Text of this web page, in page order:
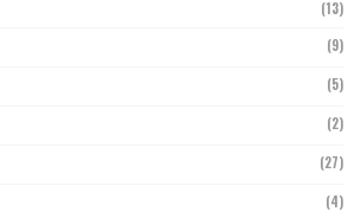
(13)
(9)
(5)
(2)
(27)
(4)